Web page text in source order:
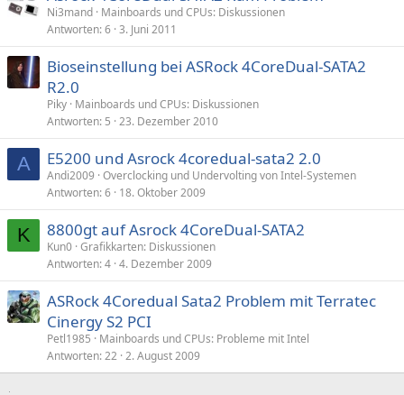
Ni3mand Mainboards und CPUs: Diskussionen
Antworten 6 3. Juni 2011
Bioseinstellung bei ASRock 4CoreDual-SATA2
R2.0
Piky Mainboards und CPUs: Diskussionen
Antworten 5 23. Dezember 2010
A E5200 und Asrock 4coredual-sata2 2.0
Andi2009 Overclocking und Undervolting von Intel-Systemen
Antworten 6 18. Oktober 2009
K 8800gt auf Asrock 4CoreDual-SATA2
Kun0 Grafikkarten: Diskussionen
Antworten 4 4. Dezember 2009
ASRock 4Coredual Sata2 Problem mit Terratec
Cinergy S2 PCI
Petl1985
Mainboards und CPUs: Probleme mit Intel
Antworten 22 2. August 2009